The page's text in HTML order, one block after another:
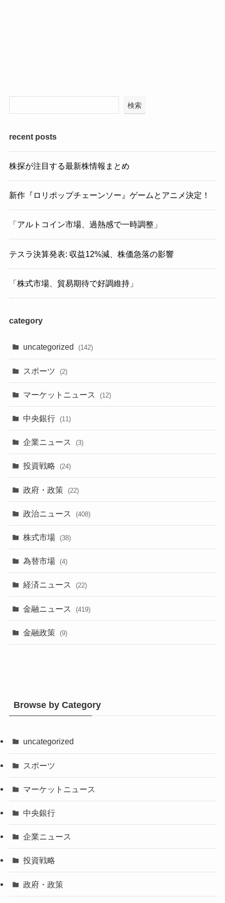
検索
recent posts
株探が注目する最新株情報まとめ
新作『ロリポップチェーンソー』ゲームとアニメ決定！
「アルトコイン市場、過熱感で一時調整」
テスラ決算発表: 収益12%減、株価急落の影響
「株式市場、貿易期待で好調維持」
category
uncategorized (142)
スポーツ (2)
マーケットニュース (12)
中央銀行 (11)
企業ニュース (3)
投資戦略 (24)
政府・政策 (22)
政治ニュース (408)
株式市場 (38)
為替市場 (4)
経済ニュース (22)
金融ニュース (419)
金融政策 (9)
Browse by Category
uncategorized
スポーツ
マーケットニュース
中央銀行
企業ニュース
投資戦略
政府・政策